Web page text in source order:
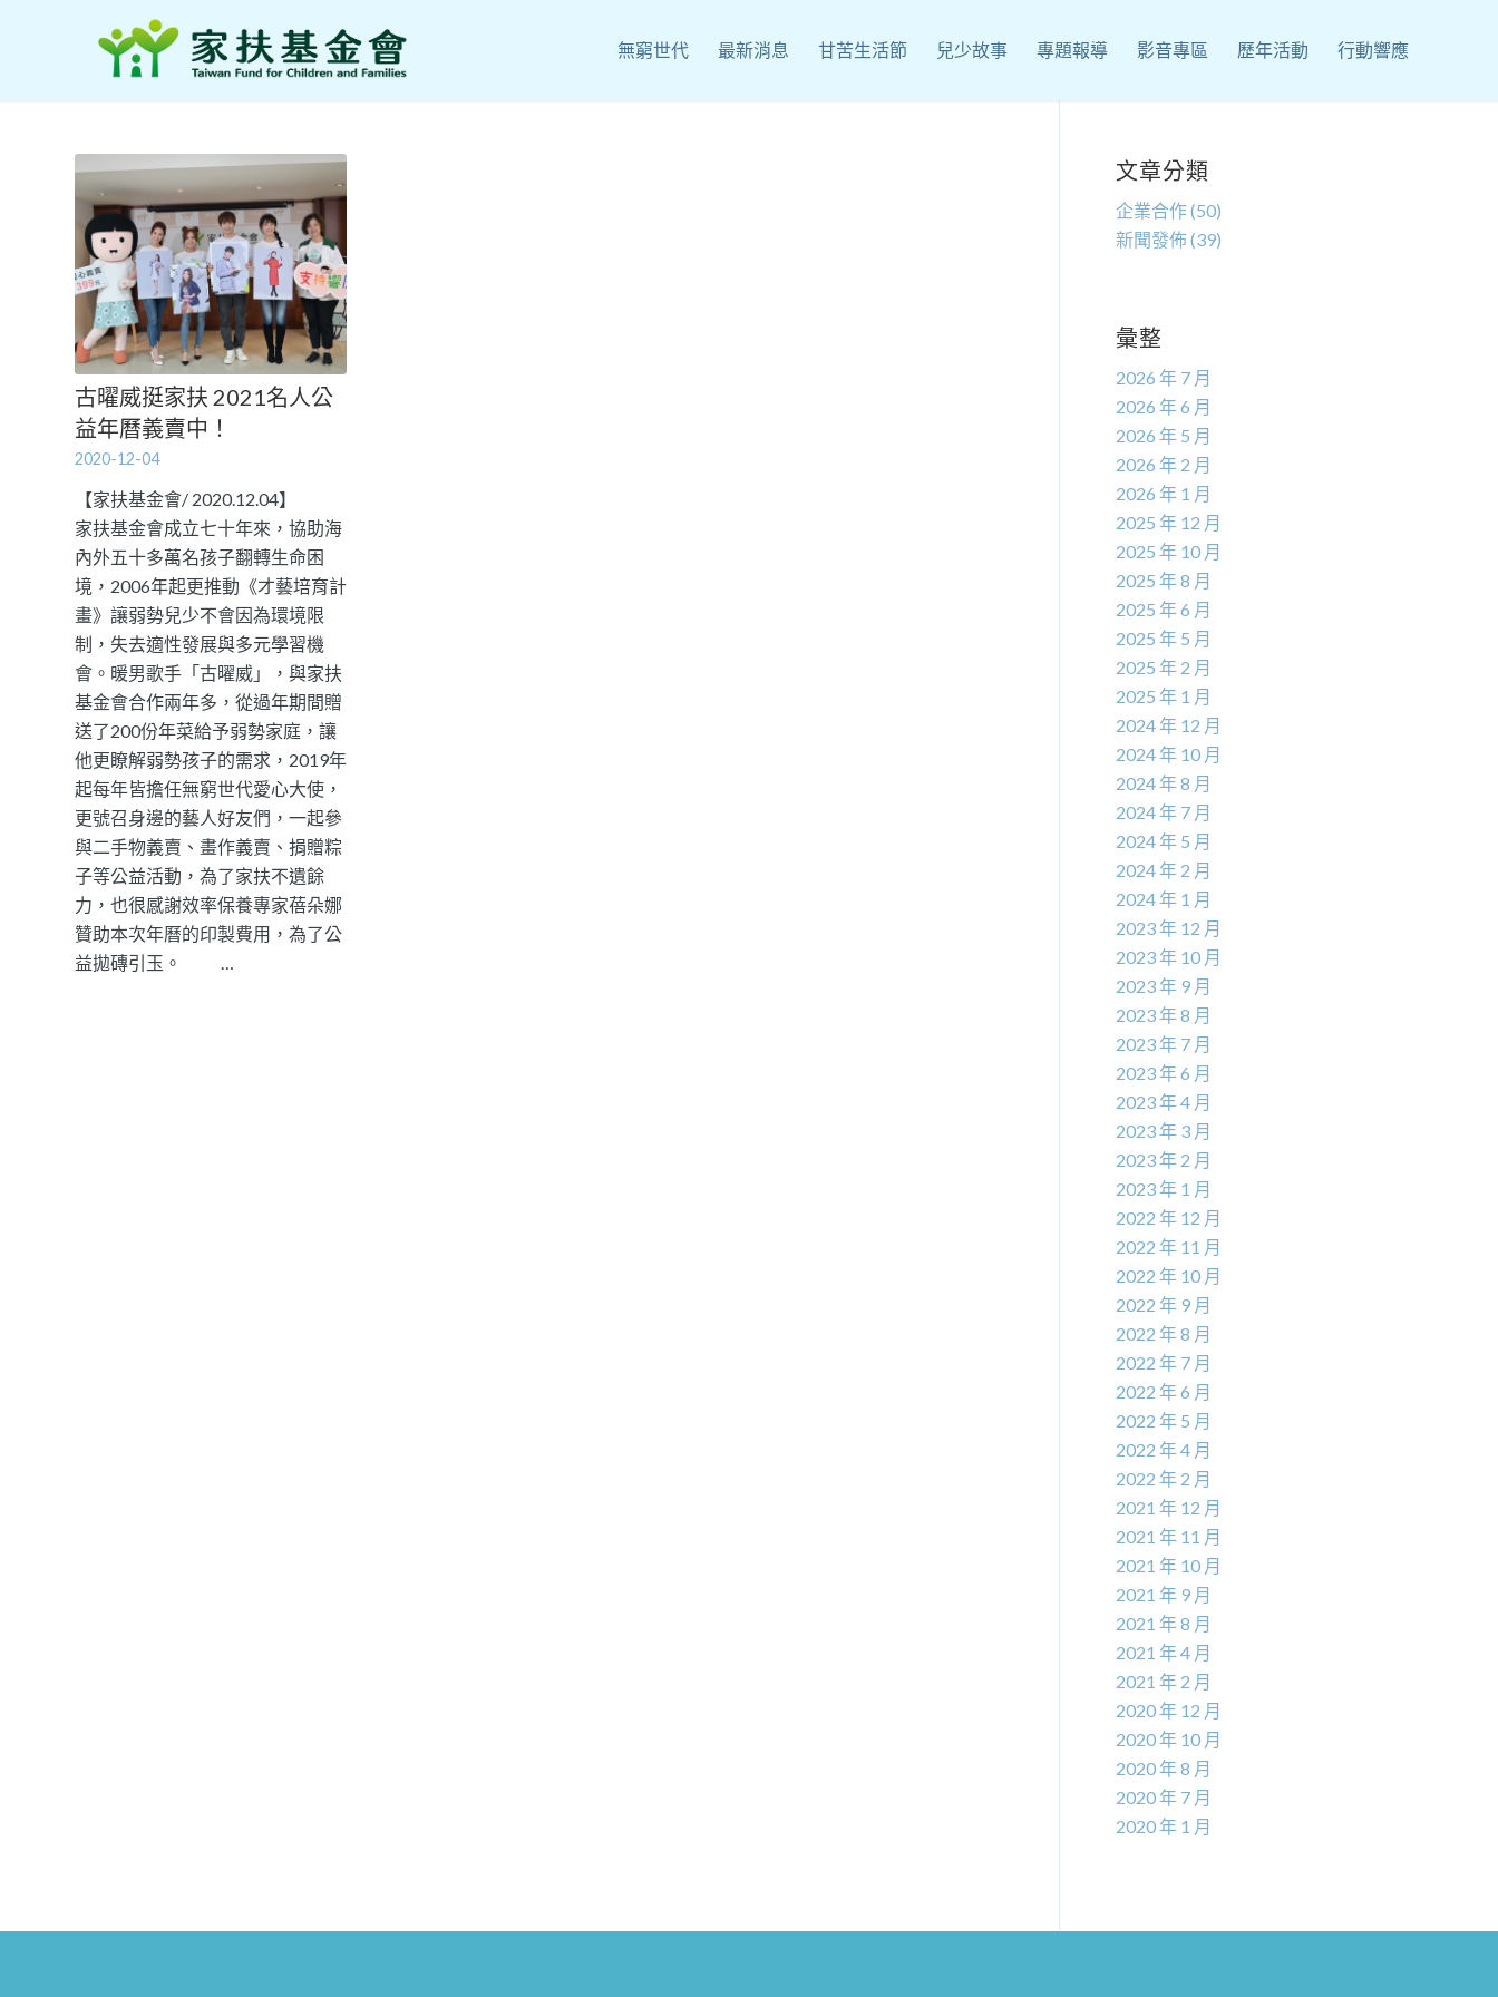
無窮世代 最新消息 甘苦生活節 兒少故事 專題報導 影音專區 歷年活動 行動響應
古曜威挺家扶 2021名人公
益年曆義賣中！
2020-12-04
【家扶基金會/ 2020.12.04】
家扶基金會成立七十年來，協助海
內外五十多萬名孩子翻轉生命困
境，2006年起更推動《才藝培育計
畫》讓弱勢兒少不會因為環境限
制，失去適性發展與多元學習機
會。暖男歌手「古曜威」，與家扶
基金會合作兩年多，從過年期間贈
送了200份年菜給予弱勢家庭，讓
他更瞭解弱勢孩子的需求，2019年
起每年皆擔任無窮世代愛心大使，
更號召身邊的藝人好友們，一起參
與二手物義賣、畫作義賣、捐贈粽
子等公益活動，為了家扶不遺餘
力，也很感謝效率保養專家蓓朵娜
贊助本次年曆的印製費用，為了公
益拋磚引玉。 …
文章分類
企業合作(50)
新聞發佈(39)
彙整
2026 年 7 月
2026 年 6 月
2026 年 5 月
2026 年 2 月
2026 年 1 月
2025 年 12 月
2025 年 10 月
2025 年 8 月
2025 年 6 月
2025 年 5 月
2025 年 2 月
2025 年 1 月
2024 年 12 月
2024 年 10 月
2024 年 8 月
2024 年 7 月
2024 年 5 月
2024 年 2 月
2024 年 1 月
2023 年 12 月
2023 年 10 月
2023 年 9 月
2023 年 8 月
2023 年 7 月
2023 年 6 月
2023 年 4 月
2023 年 3 月
2023 年 2 月
2023 年 1 月
2022 年 12 月
2022 年 11 月
2022 年 10 月
2022 年 9 月
2022 年 8 月
2022 年 7 月
2022 年 6 月
2022 年 5 月
2022 年 4 月
2022 年 2 月
2021 年 12 月
2021 年 11 月
2021 年 10 月
2021 年 9 月
2021 年 8 月
2021 年 4 月
2021 年 2 月
2020 年 12 月
2020 年 10 月
2020 年 8 月
2020 年 7 月
2020 年 1 月